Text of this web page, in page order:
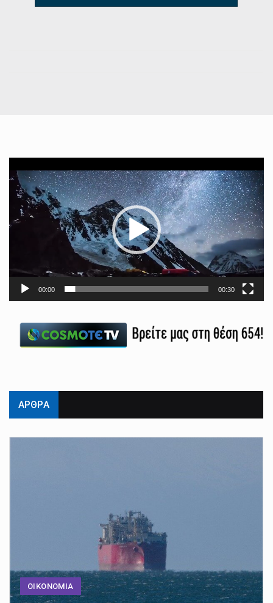
Αναπαραγωγής
Βίντεο
00:00 00:30
ΑΡΘΡΑ
ΟΙΚΟΝΟΜΙΑ